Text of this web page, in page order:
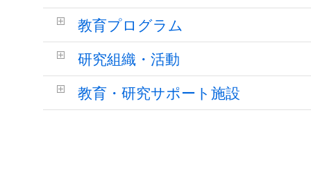
教育プログラム
研究組織・活動
教育・研究サポート施設